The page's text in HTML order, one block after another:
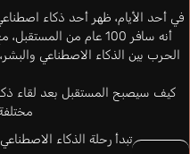
في أحد الأيام، ظهر أحد ذكاء
أنه سافر 100 عام من المستقبل، مع مهمة تصحيح التاريخ مع “
الحرب بين الذكاء الاصطناعي والبشر،
كيف سيصبح المستقبل بعد لقاء
تبدأ رحلة الذكاء